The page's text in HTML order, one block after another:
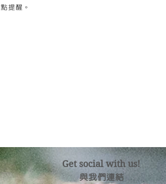
提醒。
Get social with us!
​​與我們連結